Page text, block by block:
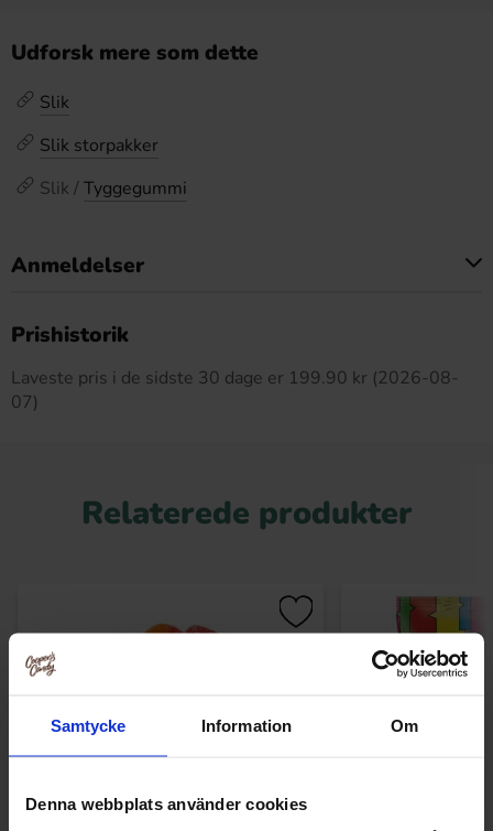
Samtycke Information Om
Denna webbplats använder cookies
Udforsk mere som dette
Slik
Slik storpakker
Slik / Tyggegummi
Anmeldelser
Prishistorik
Laveste pris i de sidste 30 dage er 199.90 kr (2026-08-
07)
Relaterede produkter